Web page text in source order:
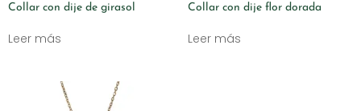
Collar con dije de girasol
Leer más
Collar con dije flor dorada
Leer más